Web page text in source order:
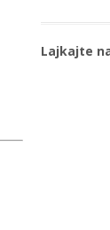
Lajkajte